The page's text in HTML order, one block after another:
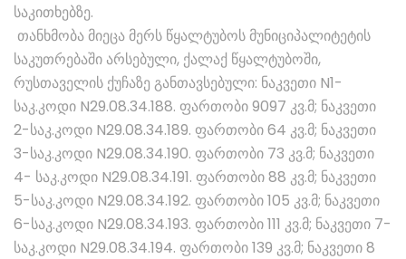
საკითხებზე.
თანხმობა მიეცა მერს წყალტუბოს მუნიციპალიტეტის
საკუთრებაში არსებული, ქალაქ წყალტუბოში,
რუსთაველის ქუჩაზე განთავსებული: ნაკვეთი N1-
საკ.კოდი N29.08.34.188. ფართობი 9097 კვ.მ; ნაკვეთი
2-საკ.კოდი N29.08.34.189. ფართობი 64 კვ.მ; ნაკვეთი
3-საკ.კოდი N29.08.34.190. ფართობი 73 კვ.მ; ნაკვეთი
4- საკ.კოდი N29.08.34.191. ფართობი 88 კვ.მ; ნაკვეთი
5-საკ.კოდი N29.08.34.192. ფართობი 105 კვ.მ; ნაკვეთი
6-საკ.კოდი N29.08.34.193. ფართობი 111 კვ.მ; ნაკვეთი 7-
საკ.კოდი N29.08.34.194. ფართობი 139 კვ.მ; ნაკვეთი 8